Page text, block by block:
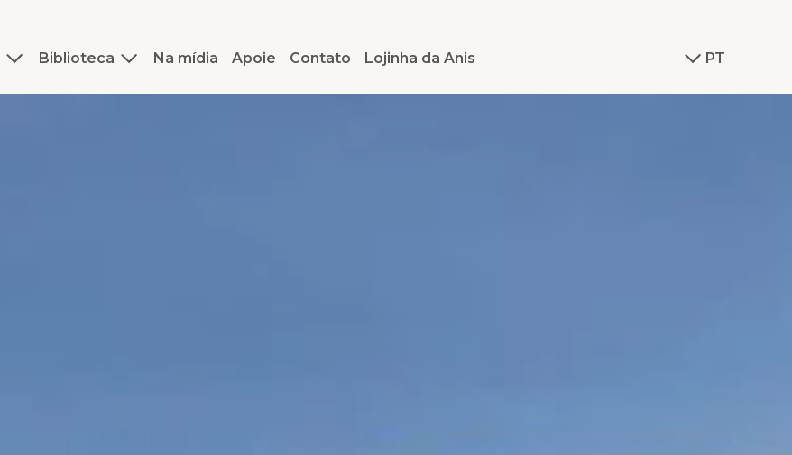
Biblioteca Na mídia Apoie Contato Lojinha da Anis PT